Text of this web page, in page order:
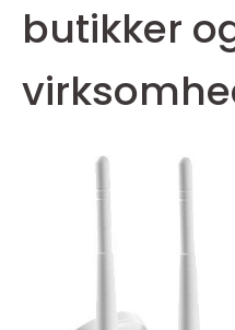
butikker